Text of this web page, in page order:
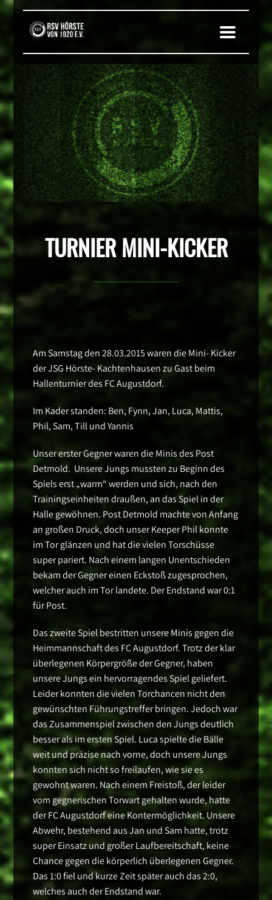
TURNIER MINI-KICKER
Am Samstag den 28.03.2015 waren die Mini- Kicker
der JSG Hörste- Kachtenhausen zu Gast beim
Hallenturnier des FC Augustdorf.
Im Kader standen: Ben, Fynn, Jan, Luca, Mattis,
Phil, Sam, Till und Yannis
Unser erster Gegner waren die Minis des Post
Detmold. Unsere Jungs mussten zu Beginn des
Spiels erst „warm“ werden und sich, nach den
Trainingseinheiten draußen, an das Spiel in der
Halle gewöhnen. Post Detmold machte von Anfang
an großen Druck, doch unser Keeper Phil konnte
im Tor glänzen und hat die vielen Torschüsse
super pariert. Nach einem langen Unentschieden
bekam der Gegner einen Eckstoß zugesprochen,
welcher auch im Tor landete. Der Endstand war 0:1
für Post.
Das zweite Spiel bestritten unsere Minis gegen die
Heimmannschaft des FC Augustdorf. Trotz der klar
überlegenen Körpergröße der Gegner, haben
unsere Jungs ein hervorragendes Spiel geliefert.
Leider konnten die vielen Torchancen nicht den
gewünschten Führungstreffer bringen. Jedoch war
das Zusammenspiel zwischen den Jungs deutlich
besser als im ersten Spiel. Luca spielte die Bälle
weit und präzise nach vorne, doch unsere Jungs
konnten sich nicht so freilaufen, wie sie es
gewohnt waren. Nach einem Freistoß, der leider
vom gegnerischen Torwart gehalten wurde, hatte
der FC Augustdorf eine Kontermöglichkeit. Unsere
Abwehr, bestehend aus Jan und Sam hatte, trotz
super Einsatz und großer Laufbereitschaft, keine
Chance gegen die körperlich überlegenen Gegner.
Das 1:0 fiel und kurze Zeit später auch das 2:0,
welches auch der Endstand war.